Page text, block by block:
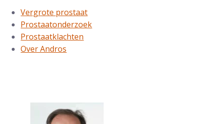
Vergrote prostaat
Prostaatonderzoek
Prostaatklachten
Over Andros